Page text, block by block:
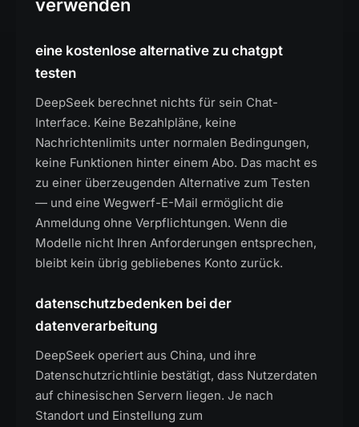
verwenden
eine kostenlose alternative zu chatgpt
testen
DeepSeek berechnet nichts für sein Chat-
Interface. Keine Bezahlpläne, keine
Nachrichtenlimits unter normalen Bedingungen,
keine Funktionen hinter einem Abo. Das macht es
zu einer überzeugenden Alternative zum Testen
— und eine Wegwerf-E-Mail ermöglicht die
Anmeldung ohne Verpflichtungen. Wenn die
Modelle nicht Ihren Anforderungen entsprechen,
bleibt kein übrig gebliebenes Konto zurück.
datenschutzbedenken bei der
datenverarbeitung
DeepSeek operiert aus China, und ihre
Datenschutzrichtlinie bestätigt, dass Nutzerdaten
auf chinesischen Servern liegen. Je nach
Standort und Einstellung zum